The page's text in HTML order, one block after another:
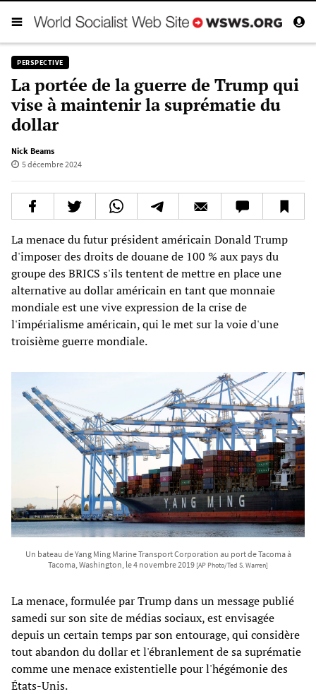
PERSPECTIVE
La portée de la guerre de Trump qui
vise à maintenir la suprématie du
dollar
Nick Beams
5 décembre 2024
La menace du futur président américain Donald Trump
d'imposer des droits de douane de 100 % aux pays du
groupe des BRICS s'ils tentent de mettre en place une
alternative au dollar américain en tant que monnaie
mondiale est une vive expression de la crise de
l'impérialisme américain, qui le met sur la voie d'une
troisième guerre mondiale.
Un bateau de Yang Ming Marine Transport Corporation au port de Tacoma à
Tacoma, Washington, le 4 novembre 2019 [AP Photo/Ted S. Warren]
La menace, formulée par Trump dans un message publié
samedi sur son site de médias sociaux, est envisagée
depuis un certain temps par son entourage, qui considère
tout abandon du dollar et l'ébranlement de sa suprématie
comme une menace existentielle pour l'hégémonie des
États-Unis.